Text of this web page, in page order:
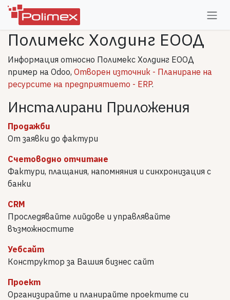
Пропусни до съдържанието
Полимекс Холдинг ЕООД
Информация относно Полимекс Холдинг ЕООД
пример на Odoo, Отворен източник - Планиране на
ресурсите на предприятието - ERP.
Инсталирани Приложения
Продажби
От заявки до фактури
Счетоводно отчитане
Фактури, плащания, напомняния и синхронизация с
банки
CRM
Проследявайте лийдове и управлявайте
възможностите
Уебсайт
Конструктор за Вашия бизнес сайт
Проект
Организирайте и планирайте проектите си